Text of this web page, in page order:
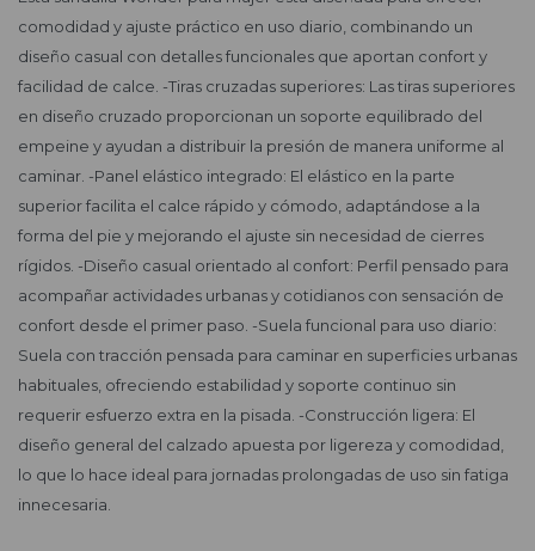
comodidad y ajuste práctico en uso diario, combinando un
diseño casual con detalles funcionales que aportan confort y
facilidad de calce. -Tiras cruzadas superiores: Las tiras superiores
en diseño cruzado proporcionan un soporte equilibrado del
empeine y ayudan a distribuir la presión de manera uniforme al
caminar. -Panel elástico integrado: El elástico en la parte
superior facilita el calce rápido y cómodo, adaptándose a la
forma del pie y mejorando el ajuste sin necesidad de cierres
rígidos. -Diseño casual orientado al confort: Perfil pensado para
acompañar actividades urbanas y cotidianos con sensación de
confort desde el primer paso. -Suela funcional para uso diario:
Suela con tracción pensada para caminar en superficies urbanas
habituales, ofreciendo estabilidad y soporte continuo sin
requerir esfuerzo extra en la pisada. -Construcción ligera: El
diseño general del calzado apuesta por ligereza y comodidad,
lo que lo hace ideal para jornadas prolongadas de uso sin fatiga
innecesaria.